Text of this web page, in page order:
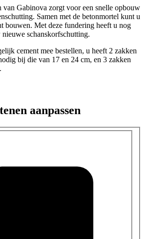
van Gabinova zorgt voor een snelle opbouw
Samen met de betonmortel kunt u
bouwen. Met deze fundering heeft u nog
schanskorfschutting.
cement mee bestellen, u heeft 2 zakken
bij die van 17 en 24 cm, en 3 zakken
aanpassen